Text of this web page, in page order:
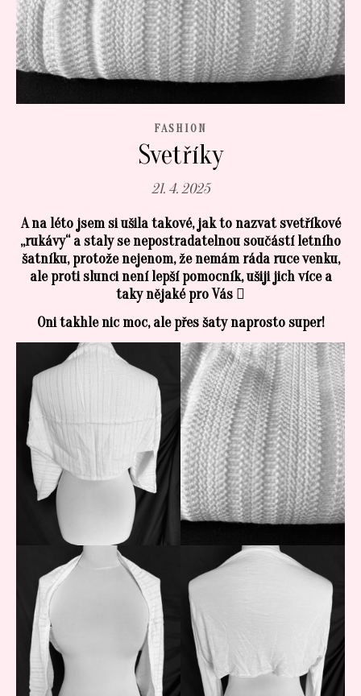
FASHION
Svetříky
21. 4. 2025
A na léto jsem si ušila takové, jak to nazvat svetříkové
„rukávy“ a staly se nepostradatelnou součástí letního
šatníku, protože nejenom, že nemám ráda ruce venku,
ale proti slunci není lepší pomocník, ušiji jich více a
taky nějaké pro Vás 
Oni takhle nic moc, ale přes šaty naprosto super!